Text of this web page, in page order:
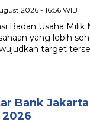
2026 - 16:56 WIB
Badan Usaha
yang lebih
target
Bank
2026